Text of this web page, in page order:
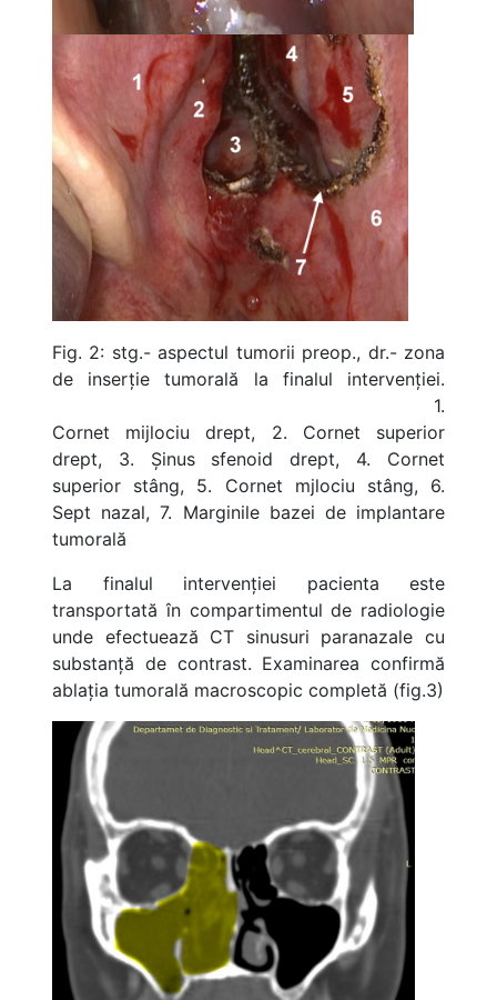
Fig. 2: stg.- aspectul tumorii preop., dr.- zona
de inserție tumorală la finalul intervenției.
1.
Cornet mijlociu drept, 2. Cornet superior
drept, 3. Șinus sfenoid drept, 4. Cornet
superior stâng, 5. Cornet mjlociu stâng, 6.
Sept nazal, 7. Marginile bazei de implantare
tumorală
La finalul intervenției pacienta este
transportată în compartimentul de radiologie
unde efectuează CT sinusuri paranazale cu
substanță de contrast. Examinarea confirmă
ablația tumorală macroscopic completă (fig.3)